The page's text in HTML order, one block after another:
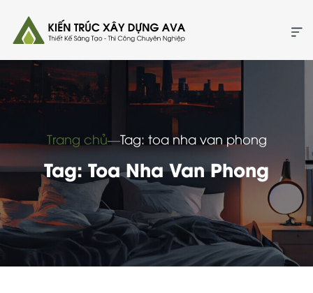
Trang chủ―Tag: toa nha van phong
Tag: Toa Nha Van Phong